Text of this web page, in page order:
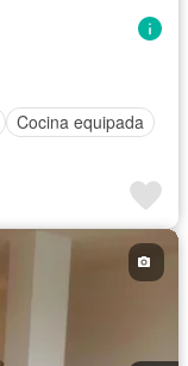
Cocina equipada